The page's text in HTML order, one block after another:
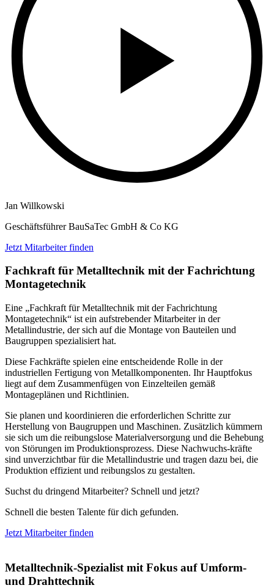
Jan Willkowski
Geschäftsführer BauSaTec GmbH & Co KG
Jetzt Mitarbeiter finden
Fachkraft für Metalltechnik mit der Fachrichtung
Montagetechnik
Eine „Fachkraft für Metalltechnik mit der Fachrichtung
Montagetechnik“ ist ein aufstrebender Mitarbeiter in der
Metallindustrie, der sich auf die Montage von Bauteilen und
Baugruppen spezialisiert hat.
Diese Fachkräfte spielen eine entscheidende Rolle in der
industriellen Fertigung von Metallkomponenten. Ihr Hauptfokus
liegt auf dem Zusammenfügen von Einzelteilen gemäß
Montageplänen und Richtlinien.
Sie planen und koordinieren die erforderlichen Schritte zur
Herstellung von Baugruppen und Maschinen. Zusätzlich kümmern
sie sich um die reibungslose Materialversorgung und die Behebung
von Störungen im Produktionsprozess. Diese Nachwuchs-kräfte
sind unverzichtbar für die Metallindustrie und tragen dazu bei, die
Produktion effizient und reibungslos zu gestalten.
Suchst du dringend Mitarbeiter? Schnell und jetzt?
Schnell die besten Talente für dich gefunden.
Jetzt Mitarbeiter finden
Metalltechnik-Spezialist mit Fokus auf Umform-
und Drahttechnik